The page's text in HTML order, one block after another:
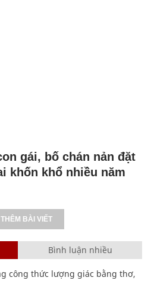
gái, bố chán nản đặt
khốn khổ nhiều năm
BÀI VIẾT
Bình luận nhiều
công thức lượng giác bằng thơ,